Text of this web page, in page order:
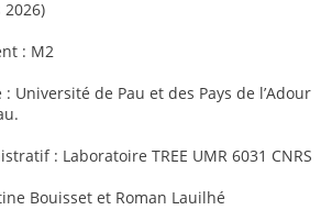
: M2
Université de Pau et des Pays de l’Adour
: Laboratoire TREE UMR 6031 CNRS
Bouisset et Roman Lauilhé